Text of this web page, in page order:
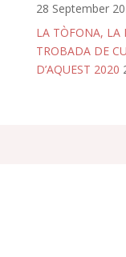
28 September
LA TÒFONA, LA
TROBADA DE
D’AQUEST 2020